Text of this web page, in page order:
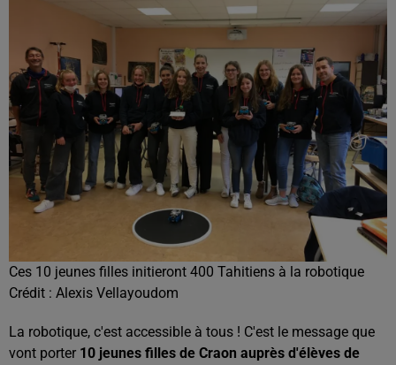
Ces 10 jeunes filles initieront 400 Tahitiens à la robotique
Crédit : Alexis Vellayoudom
La robotique, c'est accessible à tous ! C'est le message que
vont porter 10 jeunes filles de Craon auprès d'élèves de